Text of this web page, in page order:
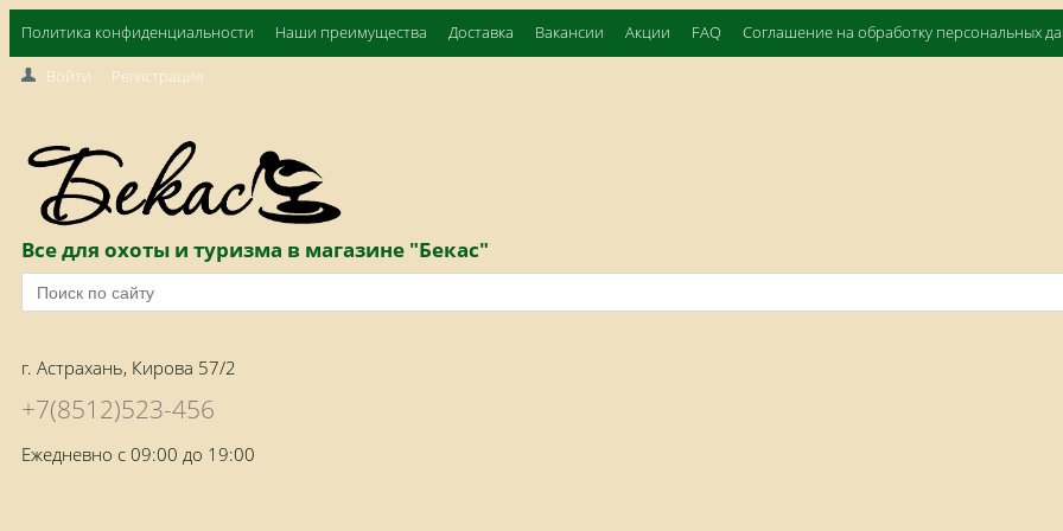
Политика конфиденциальности Наши преимущества Доставка Вакансии Акции FAQ Соглашение на обработку персональных
Войти Регистрация
Все для охоты и туризма в магазине "Бекас"
г. Астрахань, Кирова 57/2
+7(8512)523-456
Ежедневно с 09:00 до 19:00